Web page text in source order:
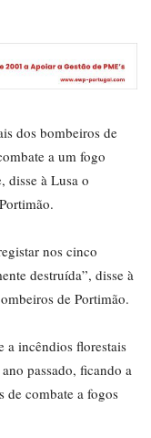
dos bombeiros de
a um fogo
disse à Lusa o
nos cinco
destruída”, disse à
de Portimão.
a incêndios florestais
passado, ficando a
de combate a fogos